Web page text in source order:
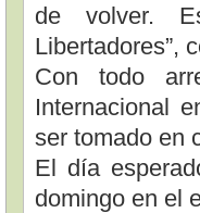
de volver.
Libertadores”,
Con todo
Internacional
ser tomado en
El día
domingo en el